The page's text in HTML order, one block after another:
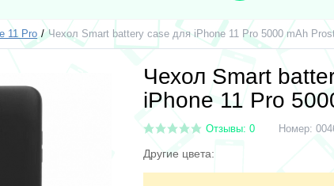
11 Pro Чехол Smart battery case для iPhone 11 Pro 5000 mAh
Чехол Smart
iPhone 11 Pro
Отзывы: 0 Номер:
Другие цвета: